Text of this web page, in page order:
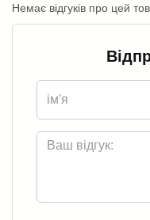
Немає відгуків про цей